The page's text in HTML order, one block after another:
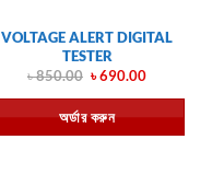
VOLTAGE ALERT DIGITAL
TESTER
৳850.00 Original
was:
৳ 850.00.
৳690.00Current
is:
৳ 690.00.
অর্ডার করুন